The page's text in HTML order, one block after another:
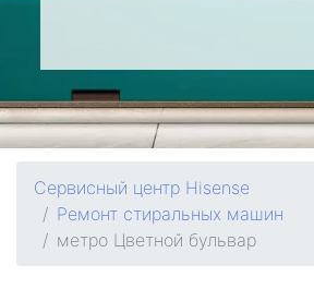
Сервисный центр Hisense
Ремонт стиральных машин
метро Цветной бульвар